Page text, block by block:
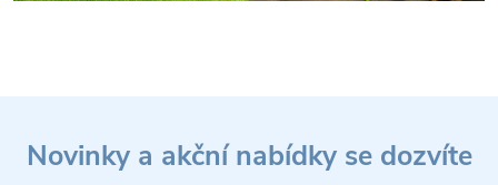
Novinky a akční nabídky se dozvíte